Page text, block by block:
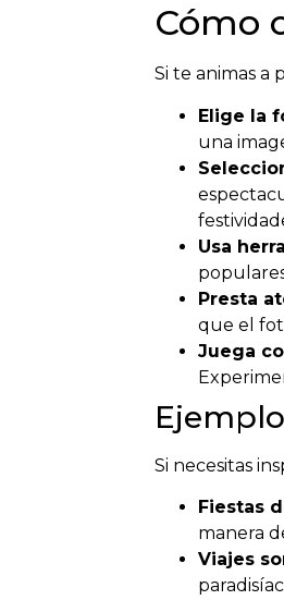
Cómo
Si te animas a
Elige la
una
Usa
Presta
que el
Juega
Si necesitas
Fiestas
manera
Viajes